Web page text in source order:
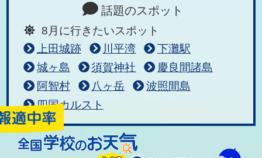
話題のスポット
8月に行きたいスポット
上田城跡
川平湾
下灘駅
城ヶ島
須賀神社
慶良間諸島
阿智村
八ヶ岳
波照間島
四国カルスト